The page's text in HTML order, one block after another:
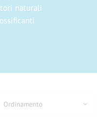
naturali